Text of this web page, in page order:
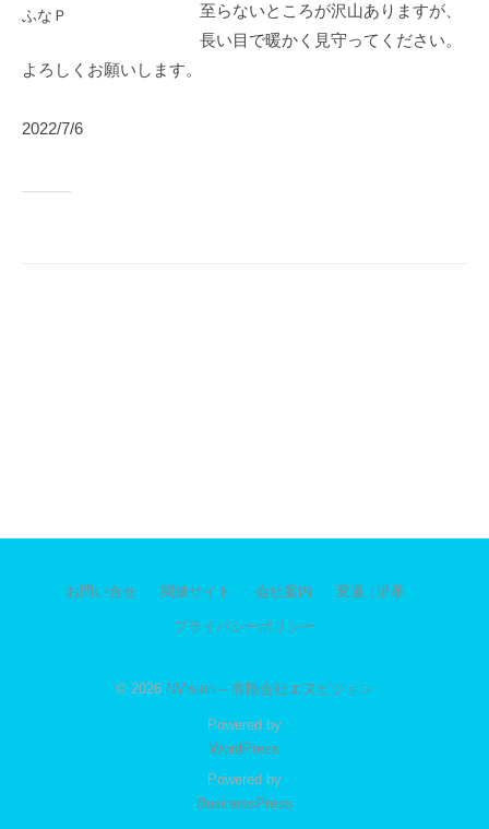
ふなＰ
至らないところが沢山ありますが、
長い目で暖かく見守ってください。
よろしくお願いします。
2022/7/6
お問い合せ 関連サイト 会社案内 変遷 | 沿革
プライバシーポリシー
© 2026 NVision – 有限会社エヌビジョン
Powered by
WordPress
Powered by
BusinessPress